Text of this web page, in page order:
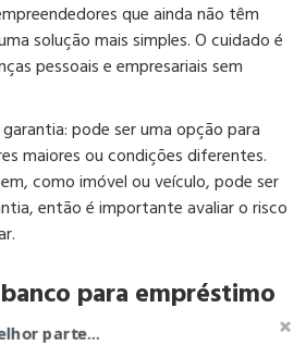
que ainda não têm
solução mais simples. O cuidado é
pessoais e empresariais sem
pode ser uma opção para
maiores ou condições diferentes.
como imóvel ou veículo, pode ser
então é importante avaliar o risco
para empréstimo
parte...